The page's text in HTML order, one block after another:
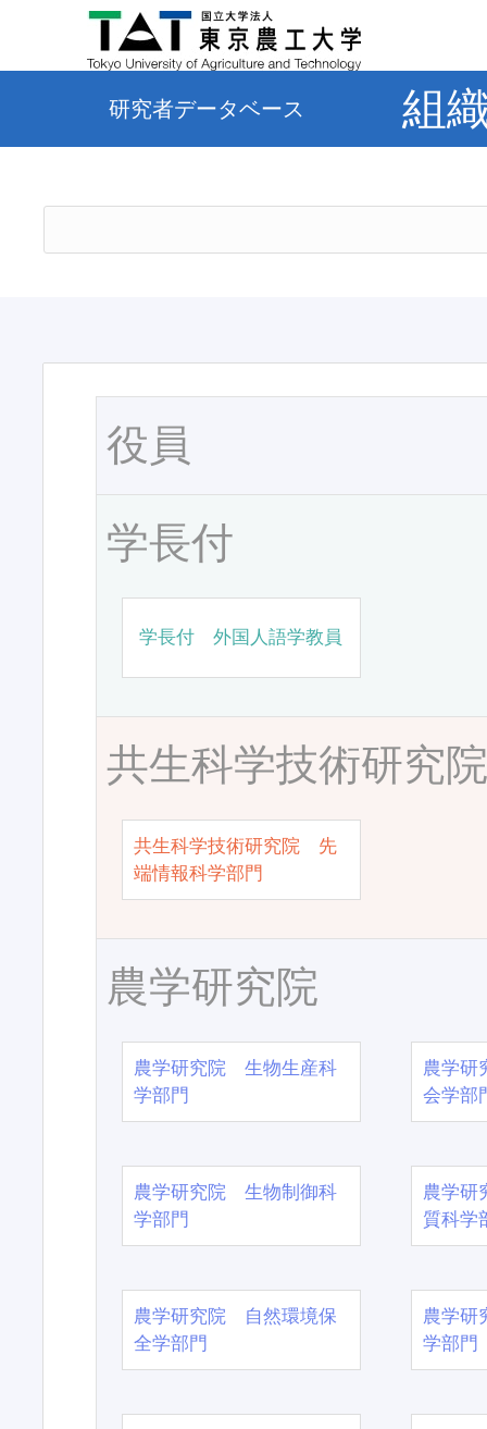
研究者データベース 組
役員
学長付
学長付 外国人語学教員
共生科学技術研究
共生科学技術研究院 先
端情報科学部門
農学研究院
農学研究院 生物生産科
学部門
農学
会学部
農学研究院 生物制御科
学部門
農学
質科学
農学研究院 自然環境保
全学部門
農学
学部門